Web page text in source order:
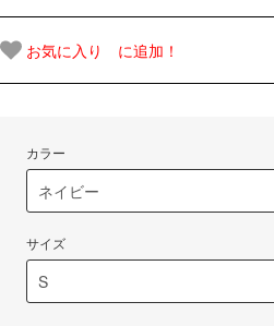
お気に入り に追加！
カラー
サイズ